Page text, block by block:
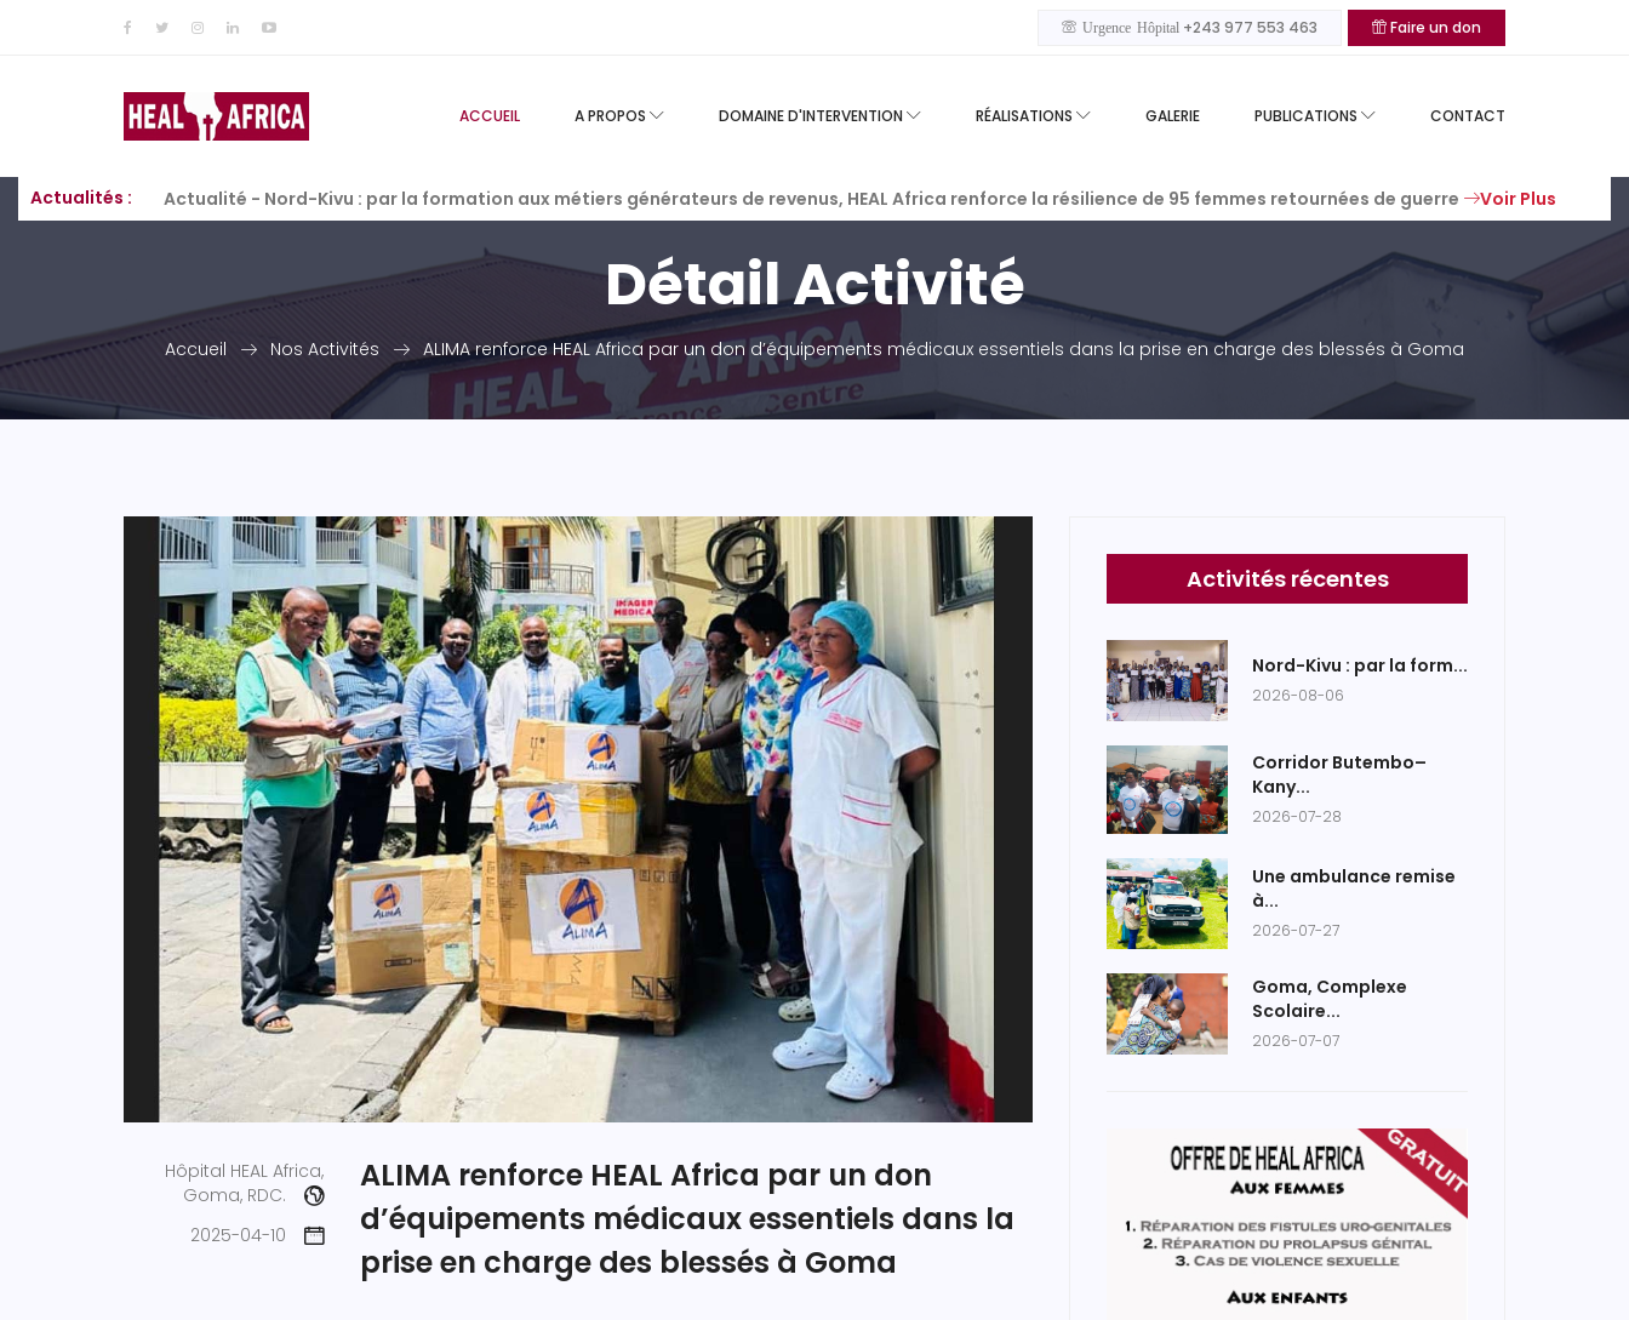
Urgence Hôpital +243 977 553 463 Faire un don
ACCUEIL A PROPOS DOMAINE D'INTERVENTION RÉALISATIONS GALERIE PUBLICATIONS CONTACT
Actualités : Actualité - Nord-Kivu : par la formation aux métiers générateurs de revenus, HEAL Africa renforce la résilience de 95 femmes retournées de guerre Voir Plus
Détail Activité
Accueil Nos Activités ALIMA renforce HEAL Africa par un don d’équipements médicaux essentiels dans la prise en charge des blessés à Goma
Hôpital HEAL Africa,
Goma, RDC.
2025-04-10
ALIMA renforce HEAL Africa par un don
d’équipements médicaux essentiels dans la
prise en charge des blessés à Goma
Activités récentes
Nord-Kivu : par la form...
2026-08-06
Corridor Butembo–
Kany...
2026-07-28
Une ambulance remise
à...
2026-07-27
Goma, Complexe
Scolaire...
2026-07-07